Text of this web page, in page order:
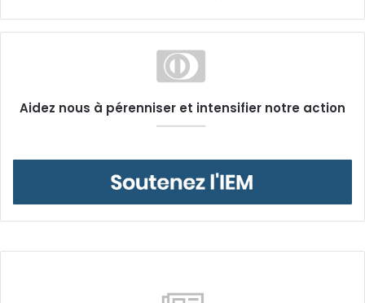
Aidez nous à pérenniser et intensifier notre action